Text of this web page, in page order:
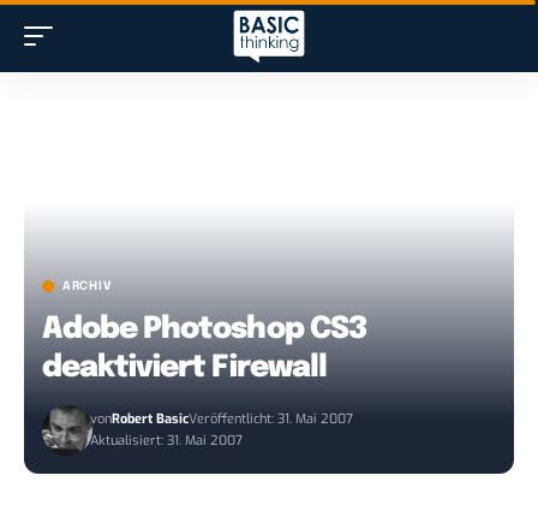
ARCHIV
Adobe Photoshop CS3
deaktiviert Firewall
vonRobert BasicVeröffentlicht: 31. Mai 2007
Aktualisiert: 31. Mai 2007